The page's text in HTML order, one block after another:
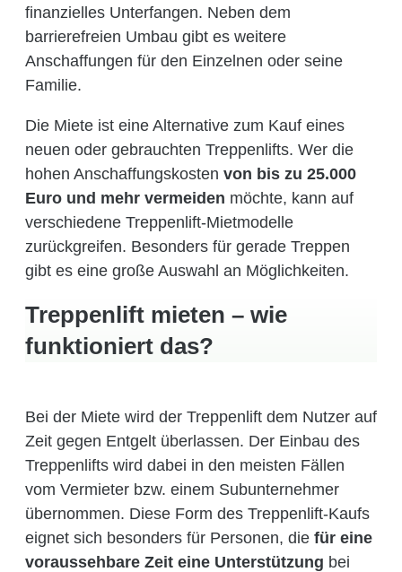
finanzielles Unterfangen. Neben dem
barrierefreien Umbau gibt es weitere
Anschaffungen für den Einzelnen oder seine
Familie.
Die Miete ist eine Alternative zum Kauf eines
neuen oder gebrauchten Treppenlifts. Wer die
hohen Anschaffungskosten von bis zu 25.000
Euro und mehr vermeiden möchte, kann auf
verschiedene Treppenlift-Mietmodelle
zurückgreifen. Besonders für gerade Treppen
gibt es eine große Auswahl an Möglichkeiten.
Treppenlift mieten – wie
funktioniert das?
Bei der Miete wird der Treppenlift dem Nutzer auf
Zeit gegen Entgelt überlassen. Der Einbau des
Treppenlifts wird dabei in den meisten Fällen
vom Vermieter bzw. einem Subunternehmer
übernommen. Diese Form des Treppenlift-Kaufs
eignet sich besonders für Personen, die für eine
voraussehbare Zeit eine Unterstützung bei